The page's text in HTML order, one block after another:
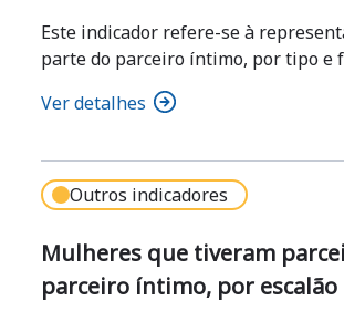
Este indicador refere-se à
parte do parceiro íntimo, por tipo e
Ver detalhes
Outros indicadores
Mulheres que tiveram
parceiro íntimo, por